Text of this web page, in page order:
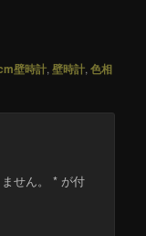
壁時計,壁時計,色相
せん。 * が付